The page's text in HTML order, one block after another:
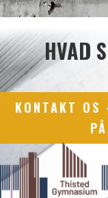
HVAD
KONTAKT